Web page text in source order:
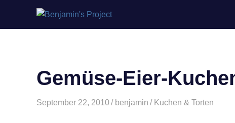
springen
Gemüse-Eier-
September 22, 2010 benjamin Kuchen & Torten